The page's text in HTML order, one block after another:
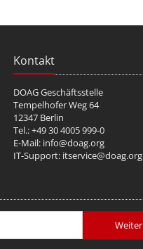
Kontakt
DOAG Geschäftsstelle
Tempelhofer Weg 64
12347 Berlin
Tel.: +49 30 4005 999-0
E-Mail: info@doag.org
IT-Support: itservice@doag.org
Weiter